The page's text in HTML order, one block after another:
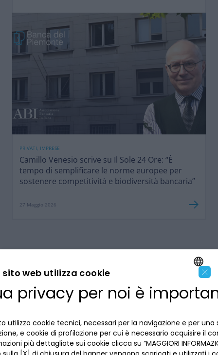
PRIVATI, IMPRESE
Camillo Venesio scrive su Il Sole 24 Ore: “È
tempo di semplificare le norme europee per
sostenere competitività e biodiversità bancaria”
27 Maggio 2026
LA BANCA
INFORMAZIONI PER IL CLIENTE
ENGLISH
×
sito web utilizza cookie
privacy per noi è
utilizza cookie tecnici, necessari per la navigazione e per una
e cookie di profilazione per cui è necessario acquisire il
più dettagliate sui cookie clicca su “MAGGIORI